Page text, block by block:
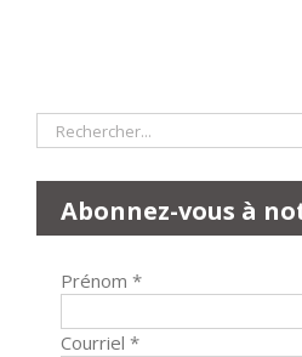
Rechercher:
Abonnez-vous à
Prénom *
Courriel *